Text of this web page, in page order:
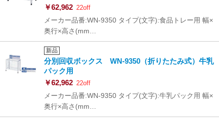
￥62,962 22off
メーカー品番:WN-9350 タイプ(文字):食品トレー用 幅×
奥行×高さ(mm…
新品
分別回収ボックス WN-9350（折りたたみ式）牛乳
パック用
￥62,962 22off
メーカー品番:WN-9350 タイプ(文字):牛乳パック用 幅×
奥行×高さ(mm…